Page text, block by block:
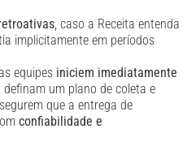
, caso a Receita entenda
implicitamente em períodos
equipes iniciem imediatamente
, definam um plano de coleta e
que a entrega de
confiabilidade e